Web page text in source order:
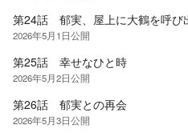
第24話 郁実、屋上に大鶴を呼び
2026年5月1日公開
第25話 幸せなひと時
2026年5月2日公開
第26話 郁実との再会
2026年5月3日公開